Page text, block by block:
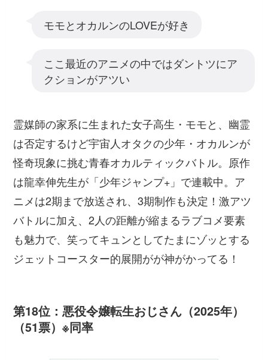
モモとオカルンのLOVEが好き
ここ最近のアニメの中ではダントツにア
クションがアツい
霊媒師の家系に生まれた女子高生・モモと、幽霊
は否定するけど宇宙人オタクの少年・オカルンが
怪奇現象に挑む青春オカルティックバトル。原作
は龍幸伸先生が「少年ジャンプ+」で連載中。ア
ニメは2期まで放送され、3期制作も決定！激アツ
バトルに加え、2人の距離が縮まるラブコメ要素
も魅力で、笑ってキュンとしてたまにゾッとする
ジェットコースター的展開がが神がかってる！
第18位：悪役令嬢転生おじさん（2025年）
（51票）※同率